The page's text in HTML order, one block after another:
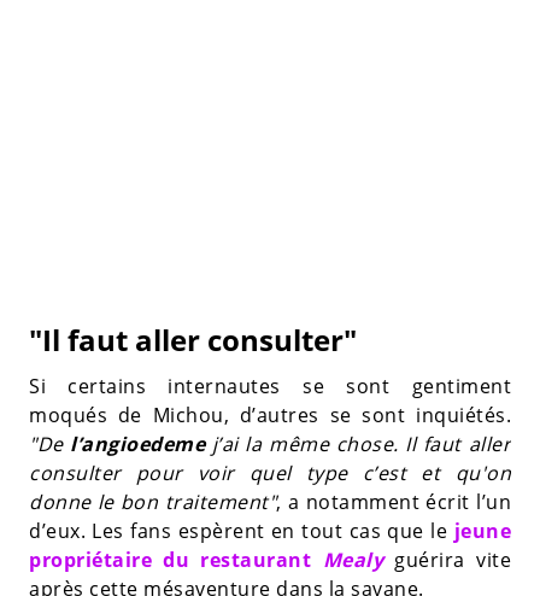
"Il faut aller consulter"
Si certains internautes se sont gentiment
moqués de Michou, d’autres se sont inquiétés.
"De l’angioedemej’ai la même chose. Il faut aller
consulter pour voir quel type c’est et qu'on
donne le bon traitement", a notamment écrit l’un
d’eux. Les fans espèrent en tout cas que le jeune
propriétaire du restaurant Mealyguérira vite
après cette mésaventure dans la savane.